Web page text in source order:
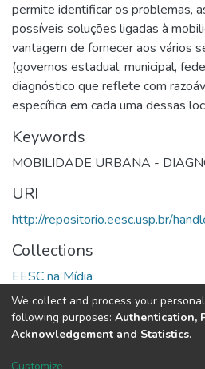
permite identificar os problemas,
possíveis soluções ligadas à
vantagem de fornecer aos vários
(governos estadual, municipal,
diagnóstico que reflete com
específica em cada uma dessas
Keywords
MOBILIDADE URBANA -
URI
http://repositorio.eesc.usp.br/
Collections
EESC na Mídia
Full item page
DSpace software copyright
We collect and process your
following purposes: Authentication,
Acknowledgement and Statistics.